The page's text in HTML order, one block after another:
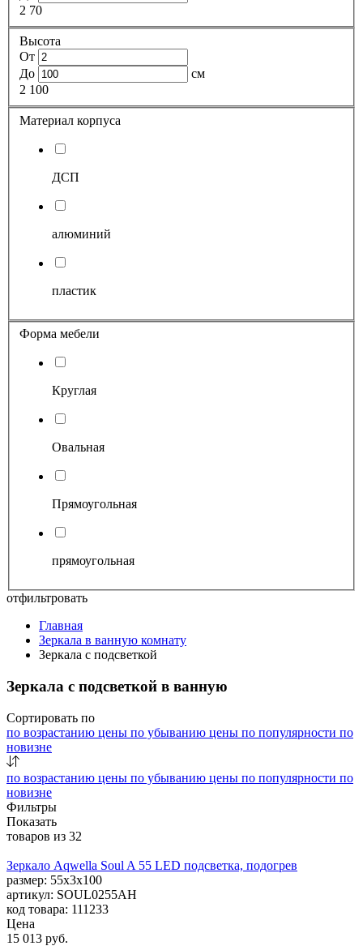
2 70
Высота
От
До
см
2 100
Материал корпуса
ДСП
алюминий
пластик
Форма мебели
Круглая
Овальная
Прямоугольная
прямоугольная
отфильтровать
Главная
Зеркала в ванную комнату
Зеркала с подсветкой
Зеркала с подсветкой в ванную
Сортировать по
по возрастанию цены по убыванию цены по популярности по
новизне
по возрастанию цены по убыванию цены по популярности по
новизне
Фильтры
Показать
товаров из 32
Зеркало Aqwella Soul A 55 LED подсветка, подогрев
размер: 55x3x100
артикул: SOUL0255AH
код товара: 111233
Цена
15 013 руб.